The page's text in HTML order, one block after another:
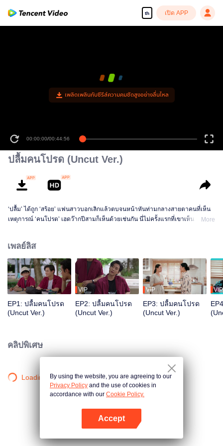
th เปิด APP
เพลิดเพลินกับซีรีส์ความคมชัดสูงอย่างลื่นไหล
00:00:00/00:44:56
ปลื้มคนโปรด (Uncut Ver.)
‘ปลื้ม’ ได้ถูก ‘สร้อย’ แฟนสาวบอกเลิกแล้วตบจนหน้าหันท่ามกลางสายตาคนที่เห็น
เหตุการณ์ ‘คนโปรด’ เฮดว๊ากปีสามก็เห็นด้วยเช่นกัน นี่ไม่ครั้งแรกที่เขาเห็น ‘คนที่
สิทธิ์ไปก้าวก่าย
More
เพลย์ลิส
EP1: ปลื้มคนโปรด
(Uncut Ver.)
VIP
EP2: ปลื้มคนโปรด
(Uncut Ver.)
VIP
EP3: ปลื้มคนโปรด
(Uncut Ver.)
VIP
คลิปพิเศษ
Loading…By using the website, you are agreeing to our
Privacy Policy and the use of cookies in
accordance with our Cookie Policy.
Accept